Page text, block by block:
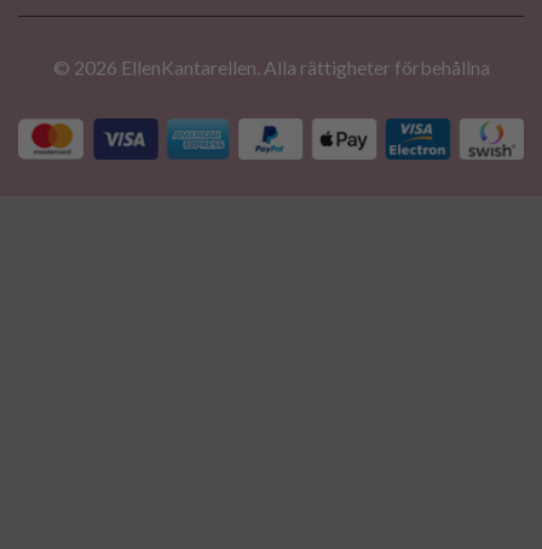
© 2026 EllenKantarellen. Alla rättigheter förbehållna